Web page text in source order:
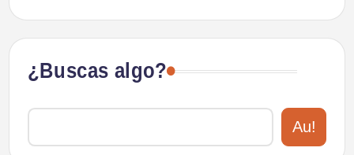
¿Buscas algo?
Au!